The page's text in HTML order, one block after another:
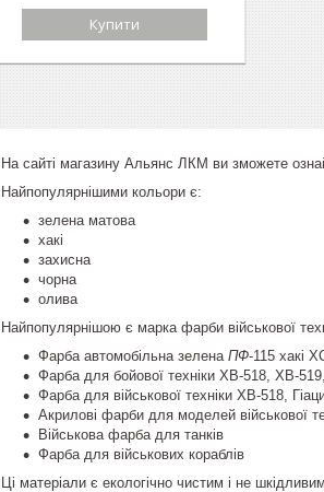
Купити
На сайті магазину Альянс ЛКМ ви зможете
Найпопулярнішими кольори є:
зелена матова
хакі
захисна
чорна
олива
Найпопулярнішою є марка фарби військової
Фарба автомобільна зелена ПФ-115 хакі
Фарба для бойової техніки ХВ-518, ХВ-
Фарба для військової техніки ХВ-518,
Акрилові фарби для моделей військової
Військова фарба для танків
Фарба для військових кораблів
Ці матеріали є екологічно чистим і не